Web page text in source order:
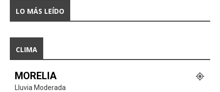
LO MÁS LEÍDO
CLIMA
MORELIA
Lluvia Moderada